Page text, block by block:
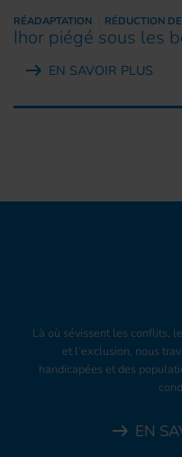
RÉADAPTATION RÉDUCTION
Ihor piégé sous les
EN SAVOIR PLUS
Là où sévissent les conflits,
et l’exclusion, nous
handicapées et des
EN